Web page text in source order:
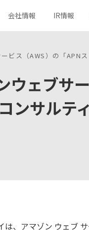
サービス一覧
新規事業への取り組み
会社情報
トップメッセージ
組織図
ロゴマークの由来
IR情報
決算短信
社長メッセージ
株主総会
キャリア採用
社会
ビス（AWS）の「APN
ウェブサ
ンサルテ
は、アマゾン ウェブ